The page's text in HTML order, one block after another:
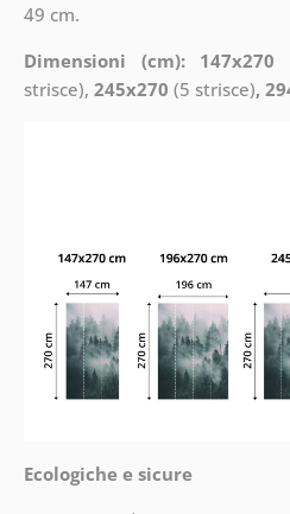
49 cm.
Dimensioni (cm): 147x270
strisce), 245x270 (5 strisce),
Ecologiche e sicure